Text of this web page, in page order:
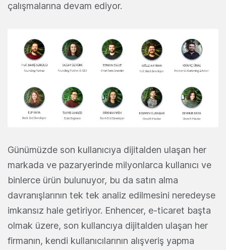
çalışmalarına devam ediyor.
Günümüzde son kullanıcıya dijitalden ulaşan her
markada ve pazaryerinde milyonlarca kullanıcı ve
binlerce ürün bulunuyor, bu da satın alma
davranışlarının tek tek analiz edilmesini neredeyse
imkansız hale getiriyor. Enhencer, e-ticaret başta
olmak üzere, son kullancıya dijitalden ulaşan her
firmanın, kendi kullanıcılarının alışveriş yapma